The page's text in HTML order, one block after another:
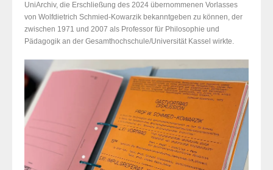
UniArchiv, die Erschließung des 2024 übernommenen Vorlasses
von Wolfdietrich Schmied-Kowarzik bekanntgeben zu können, der
zwischen 1971 und 2007 als Professor für Philosophie und
Pädagogik an der Gesamthochschule/Universität Kassel wirkte.